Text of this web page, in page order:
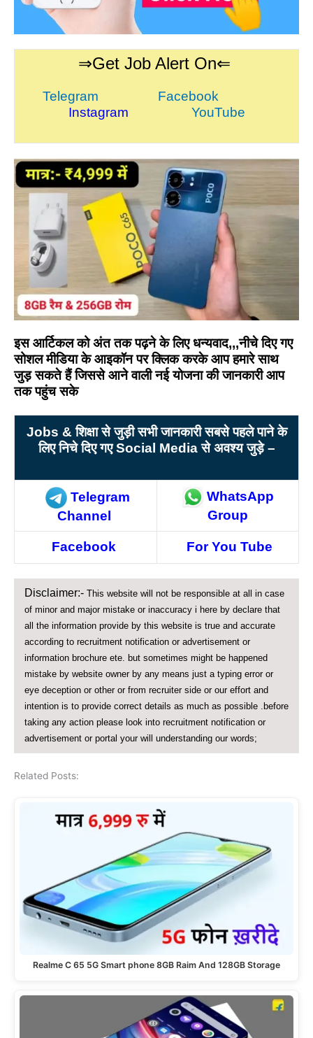
⇒Get Job Alert On⇐
Telegram
Facebook
Instagram
YouTube
इस आर्टिकल को अंत तक पढ़ने के लिए धन्यवाद,,,नीचे दिए गए
सोशल मीडिया के आइकॉन पर क्लिक करके आप हमारे साथ
जुड़ सकते हैं जिससे आने वाली नई योजना की जानकारी आप
तक पहुंच सके
Jobs & शिक्षा से जुड़ी सभी जानकारी सबसे पहले पाने के
लिए निचे दिए गए Social Media से अवश्य जुड़े –
Telegram
Channel
WhatsApp
Group
Facebook For You Tube
Disclaimer:-This website will not be responsible at all in case
of minor and major mistake or inaccuracy i here by declare that
all the information provide by this website is true and accurate
according to recruitment notification or advertisement or
information brochure ete. but sometimes might be happened
mistake by website owner by any means just a typing error or
eye deception or other or from recruiter side or our effort and
intention is to provide correct details as much as possible .before
taking any action please look into recruitment notification or
advertisement or portal your will understanding our words;
Related Posts:
Realme C 65 5G Smart phone 8GB Raim And 128GB Storage